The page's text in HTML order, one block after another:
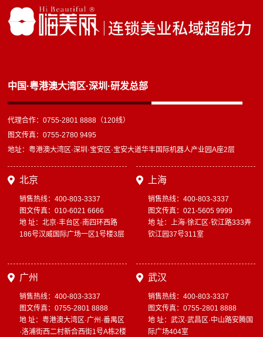
中国·粤港澳大湾区·深圳·研发总部
代理合作：0755-2801 8888（120线）
图文传真：0755-2780 9495
地址：粤港澳大湾区·深圳·宝安区·宝安大道华丰国际机器人产业园A座2层
北京
销售热线：400-803-3337
图文传真：010-6021 6666
地 址：北京·丰台区·南四环西路
186号汉威国际广场一区1号楼3层
上海
销售热线：400-803-3337
图文传真：021-5605 9999
地 址：上海·徐汇区·钦江路333弄
钦江园37号311室
广州
销售热线：400-803-3337
图文传真：0755-2801 8888
地 址：粤港澳大湾区·广州·番禺区
·洛浦街西二村新合西街1号A栋2楼
武汉
销售热线：400-803-3337
图文传真：0755-2801 8888
地 址：武汉·武昌区·中山路安腾国
际广场404室